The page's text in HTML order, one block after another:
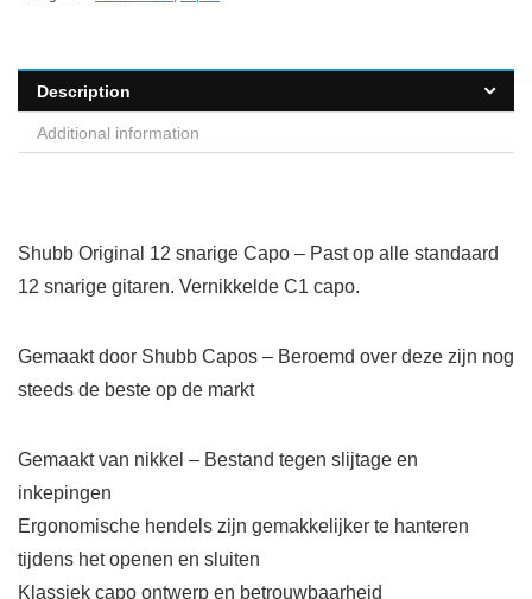
Description
Additional information
Shubb Original 12 snarige Capo – Past op alle standaard
12 snarige gitaren. Vernikkelde C1 capo.
Gemaakt door Shubb Capos – Beroemd over deze zijn nog
steeds de beste op de markt
Gemaakt van nikkel – Bestand tegen slijtage en
inkepingen
Ergonomische hendels zijn gemakkelijker te hanteren
tijdens het openen en sluiten
Klassiek capo ontwerp en betrouwbaarheid